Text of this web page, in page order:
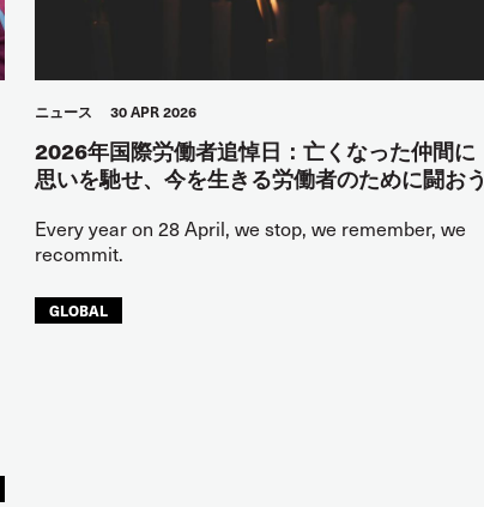
ニュース 30 APR 2026
2026年国際労働者追悼日：亡くなった仲間に
思いを馳せ、今を生きる労働者のために闘おう
Every year on 28 April, we stop, we remember, we
recommit.
GLOBAL